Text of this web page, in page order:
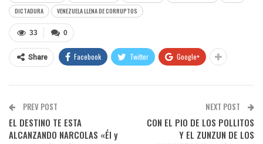
DICTADURA
VENEZUELA LLENA DE CORRUPTOS
0
33
Share Facebook Twitter Google+
PREV POST
EL DESTINO TE ESTA
ALCANZANDO NARCOLAS «Él y
NEXT POST
CON EL PIO DE LOS POLLITOS
Y EL ZUNZUN DE LOS